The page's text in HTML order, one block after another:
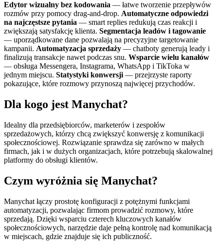
Edytor wizualny bez kodowania — łatwe tworzenie przepływów
rozmów przy pomocy drag‑and‑drop. Automatyczne odpowiedzi
na najczęstsze pytania — smart replies redukują czas reakcji i
zwiększają satysfakcję klienta. Segmentacja leadów i tagowanie
— uporządkowane dane pozwalają na precyzyjne targetowanie
kampanii. Automatyzacja sprzedaży — chatboty generują leady i
finalizują transakcje nawet podczas snu. Wsparcie wielu kanałów
— obsługa Messengera, Instagrama, WhatsApp i TikToka w
jednym miejscu. Statystyki konwersji — przejrzyste raporty
pokazujące, które rozmowy przynoszą najwięcej przychodów.
Dla kogo jest Manychat?
Idealny dla przedsiębiorców, marketerów i zespołów
sprzedażowych, którzy chcą zwiększyć konwersję z komunikacji
społecznościowej. Rozwiązanie sprawdza się zarówno w małych
firmach, jak i w dużych organizacjach, które potrzebują skalowalnej
platformy do obsługi klientów.
Czym wyróżnia się Manychat?
Manychat łączy prostotę konfiguracji z potężnymi funkcjami
automatyzacji, pozwalając firmom prowadzić rozmowy, które
sprzedają. Dzięki wsparciu czterech kluczowych kanałów
społecznościowych, narzędzie daje pełną kontrolę nad komunikacją
w miejscach, gdzie znajduje się ich publiczność.